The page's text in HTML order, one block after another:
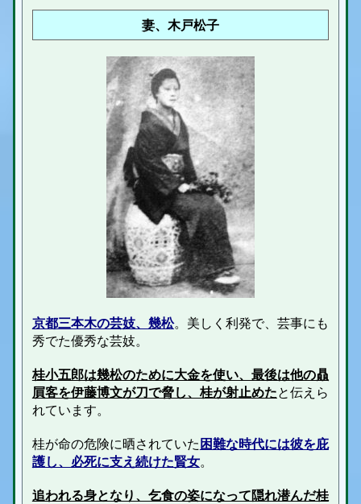
妻、木戸松子
京都三本木の芸妓、幾松。美しく利発で、芸事にも
秀でた優秀な芸妓。
桂小五郎は幾松のために大金を使い、最後は他の贔
屓客を伊藤博文が刀で脅し、桂が射止めたと伝えら
れています。
桂が命の危険に晒されていた 困難な時代には彼を庇
護し、必死に支え続けた賢女。
追われる身となり、乞食の姿になって隠れ潜んだ桂